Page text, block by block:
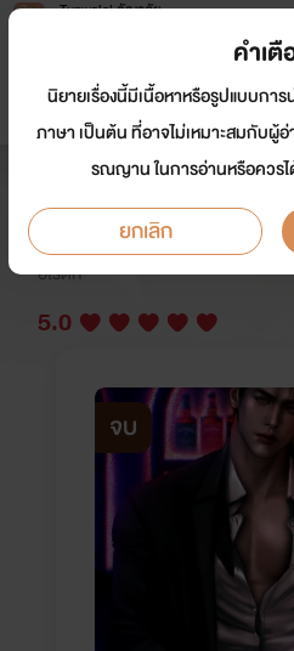
Tunwalai ธัญวลัย
หน้าแรก นิยาย อีบุ๊ก
HOT GEAR เกีย
นักเขียน: กมนีย์/ปากกาสีรุ้ง
อีโรติก
5.0
จบ
คำเตื
นิยายเรื่องนี้มีเนื้อหาหรือรูปแบบกา
ภาษา เป็นต้น ที่อาจไม่เหมาะสมกับผู้
รณญาน ในการอ่านหรือควร
ยกเลิก